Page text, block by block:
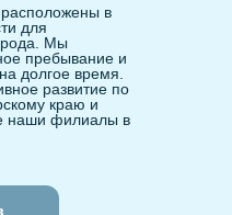
в
для
Мы
пребывание и
долгое время.
развитие по
краю и
наши филиалы в